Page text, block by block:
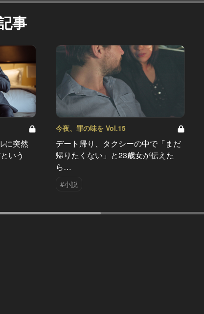
事
に突然
いう
今夜、罪の味を Vol.15
デート帰り、タクシーの中で「まだ
帰りたくない」と23歳女が伝えた
ら…
#小説